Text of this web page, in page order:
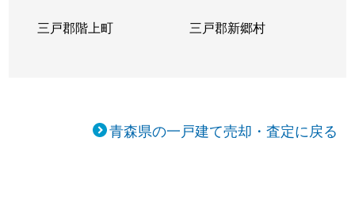
三戸郡階上町 三戸郡新郷村
青森県の一戸建て売却・査定に戻る